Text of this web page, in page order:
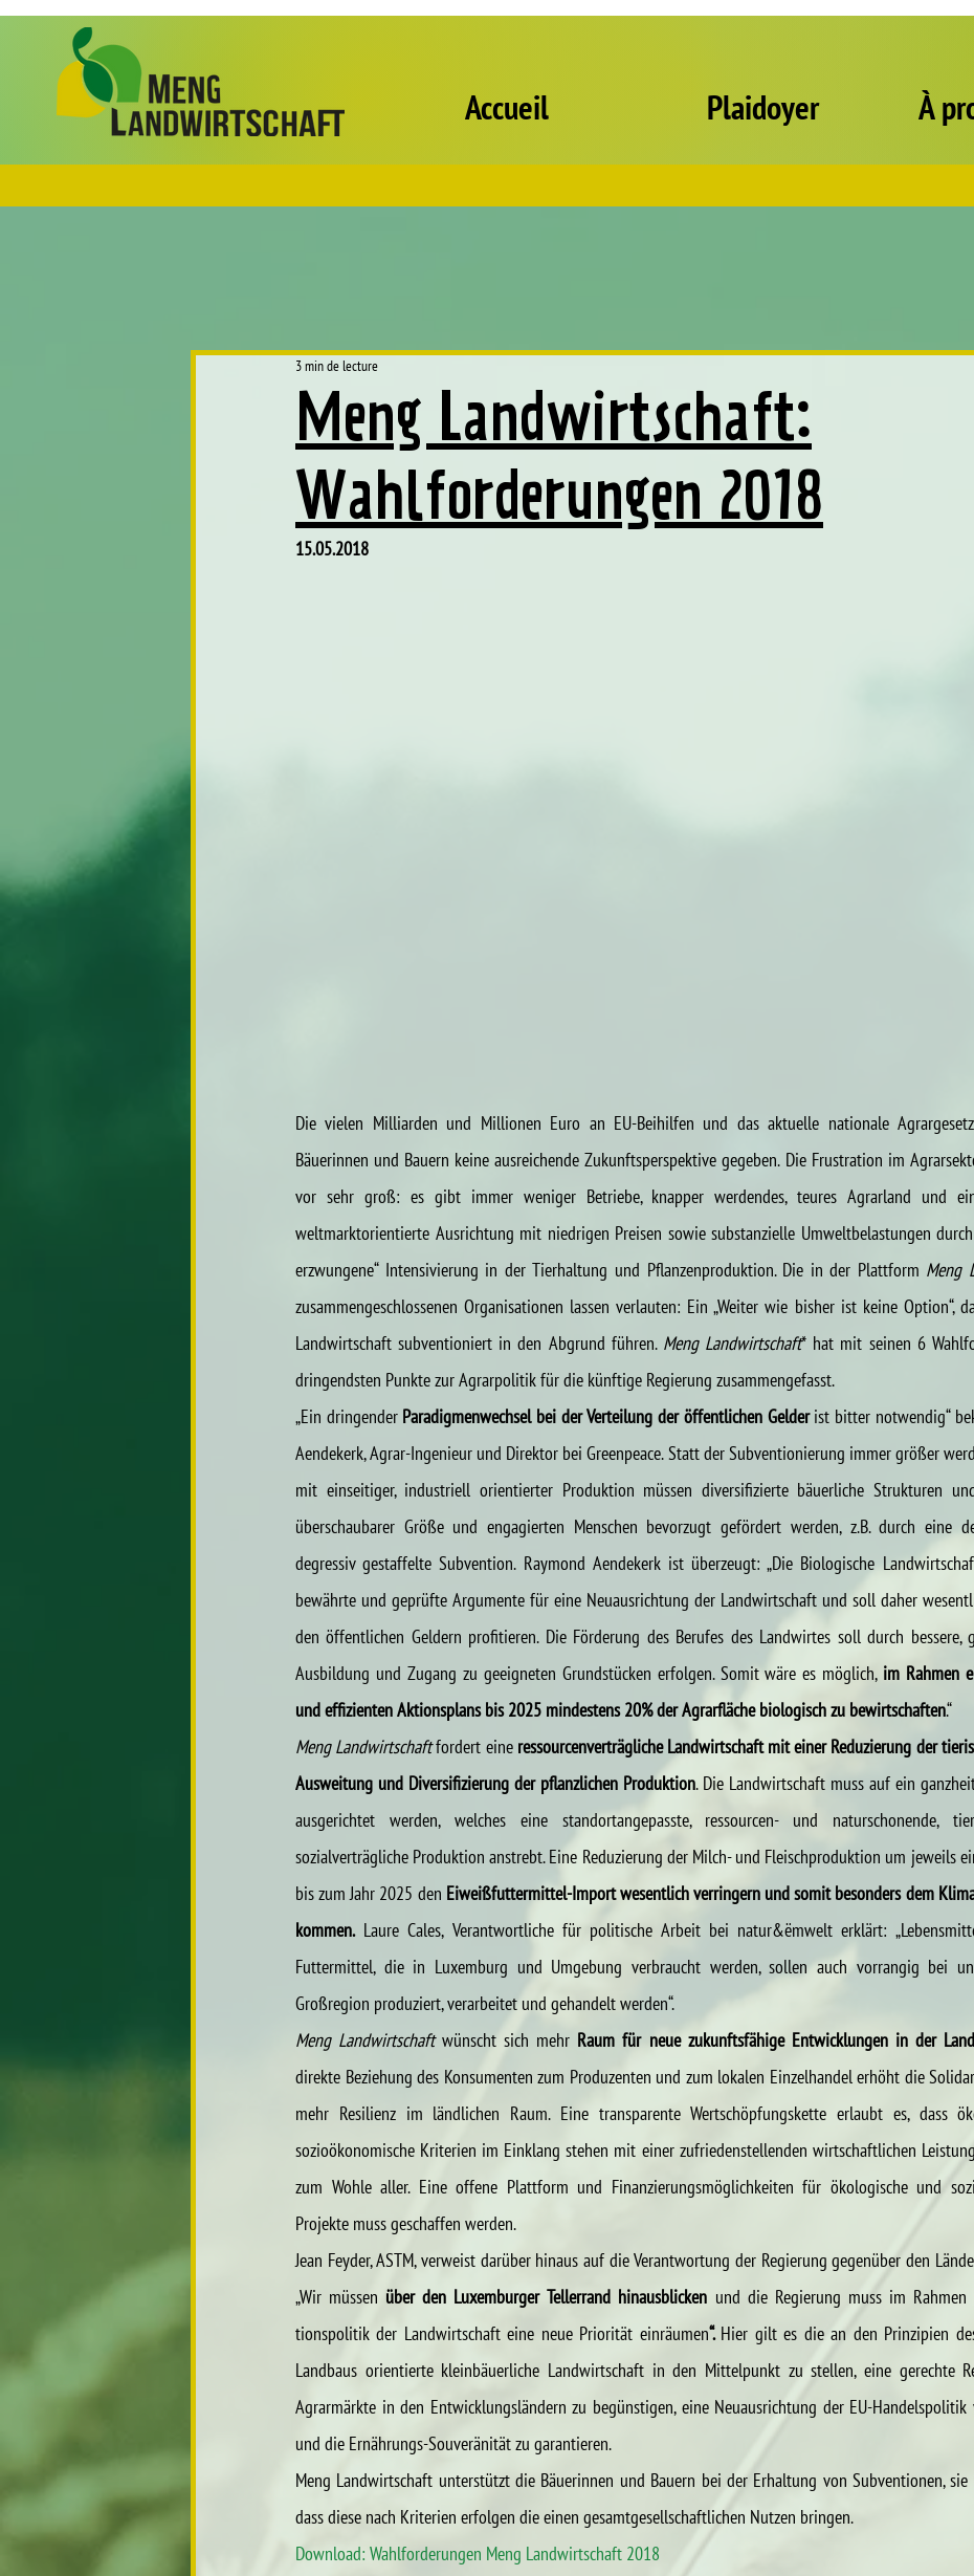
Accueil Plaidoyer À
Meng Landwirtschaft:
Wahlforderungen 2018
3 min de lecture
15.05.2018
Die vielen Milliarden und Millionen Euro an EU-Beihilfen und das aktuelle nationale
Bäuerinnen und Bauern keine ausreichende Zukunftsperspektive gegeben. Die Frustration im
vor sehr groß: es gibt immer weniger Betriebe, knapper werdendes, teures Agrarland und
weltmarktorientierte Ausrichtung mit niedrigen Preisen sowie substanzielle Umweltbelastungen
erzwungene“ Intensivierung in der Tierhaltung und Pflanzenproduktion. Die in der Plattform Meng
zusammengeschlossenen Organisationen lassen verlauten: Ein „Weiter wie bisher ist keine Option“,
Landwirtschaft subventioniert in den Abgrund führen. Meng Landwirtschaft* hat mit seinen 6
dringendsten Punkte zur Agrarpolitik für die künftige Regierung zusammengefasst.
„Ein dringender Paradigmenwechsel bei der Verteilung der öffentlichen Gelder ist bitter notwendig“
Aendekerk, Agrar-Ingenieur und Direktor bei Greenpeace. Statt der Subventionierung immer größer
mit einseitiger, industriell orientierter Produktion müssen diversifizierte bäuerliche Strukturen
überschaubarer Größe und engagierten Menschen bevorzugt gefördert werden, z.B. durch eine
degressiv gestaffelte Subvention. Raymond Aendekerk ist überzeugt: „Die Biologische
bewährte und geprüfte Argumente für eine Neuausrichtung der Landwirtschaft und soll daher
den öffentlichen Geldern profitieren. Die Förderung des Berufes des Landwirtes soll durch bessere,
Ausbildung und Zugang zu geeigneten Grundstücken erfolgen. Somit wäre es möglich, im Rahmen
und effizienten Aktionsplans bis 2025 mindestens 20% der Agrarfläche biologisch zu bewirtschaften.“
Meng Landwirtschaft fordert eine ressourcenverträgliche Landwirtschaft mit einer Reduzierung der
Ausweitung und Diversifizierung der pflanzlichen Produktion. Die Landwirtschaft muss auf ein
ausgerichtet werden, welches eine standortangepasste, ressourcen- und naturschonende,
sozialverträgliche Produktion anstrebt. Eine Reduzierung der Milch- und Fleischproduktion um jeweils
bis zum Jahr 2025 den Eiweißfuttermittel-Import wesentlich verringern und somit besonders dem
kommen. Laure Cales, Verantwortliche für politische Arbeit bei natur&ëmwelt erklärt:
Futtermittel, die in Luxemburg und Umgebung verbraucht werden, sollen auch vorrangig bei
Großregion produziert, verarbeitet und gehandelt werden“.
Meng Landwirtschaft wünscht sich mehr Raum für neue zukunftsfähige Entwicklungen in der
direkte Beziehung des Konsumenten zum Produzenten und zum lokalen Einzelhandel erhöht die
mehr Resilienz im ländlichen Raum. Eine transparente Wertschöpfungskette erlaubt es, dass
sozioökonomische Kriterien im Einklang stehen mit einer zufriedenstellenden wirtschaftlichen
zum Wohle aller. Eine offene Plattform und Finanzierungsmöglichkeiten für ökologische und
Projekte muss geschaffen werden.
Jean Feyder, ASTM, verweist darüber hinaus auf die Verantwortung der Regierung gegenüber den
„Wir müssen über den Luxemburger Tellerrand hinausblicken und die Regierung muss im
tionspolitik der Landwirtschaft eine neue Priorität einräumen“. Hier gilt es die an den Prinzipien
Landbaus orientierte kleinbäuerliche Landwirtschaft in den Mittelpunkt zu stellen, eine gerechte
Agrarmärkte in den Entwicklungsländern zu begünstigen, eine Neuausrichtung der EU-Handelspolitik
und die Ernährungs-Souveränität zu garantieren.
Meng Landwirtschaft unterstützt die Bäuerinnen und Bauern bei der Erhaltung von Subventionen,
dass diese nach Kriterien erfolgen die einen gesamtgesellschaftlichen Nutzen bringen.
Download: Wahlforderungen Meng Landwirtschaft 2018